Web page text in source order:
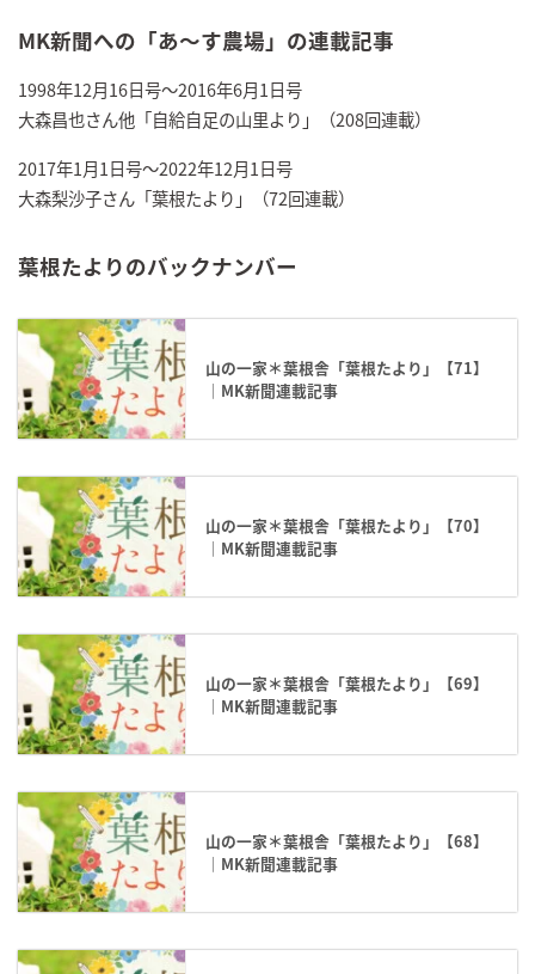
MK新聞への「あ～す農場」の連載記事
1998年12月16日号～2016年6月1日号
大森昌也さん他「自給自足の山里より」（208回連載）
2017年1月1日号～2022年12月1日号
大森梨沙子さん「葉根たより」（72回連載）
葉根たよりのバックナンバー
山の一家＊葉根舎「葉根たより」【71】
｜MK新聞連載記事
山の一家＊葉根舎「葉根たより」【70】
｜MK新聞連載記事
山の一家＊葉根舎「葉根たより」【69】
｜MK新聞連載記事
山の一家＊葉根舎「葉根たより」【68】
｜MK新聞連載記事